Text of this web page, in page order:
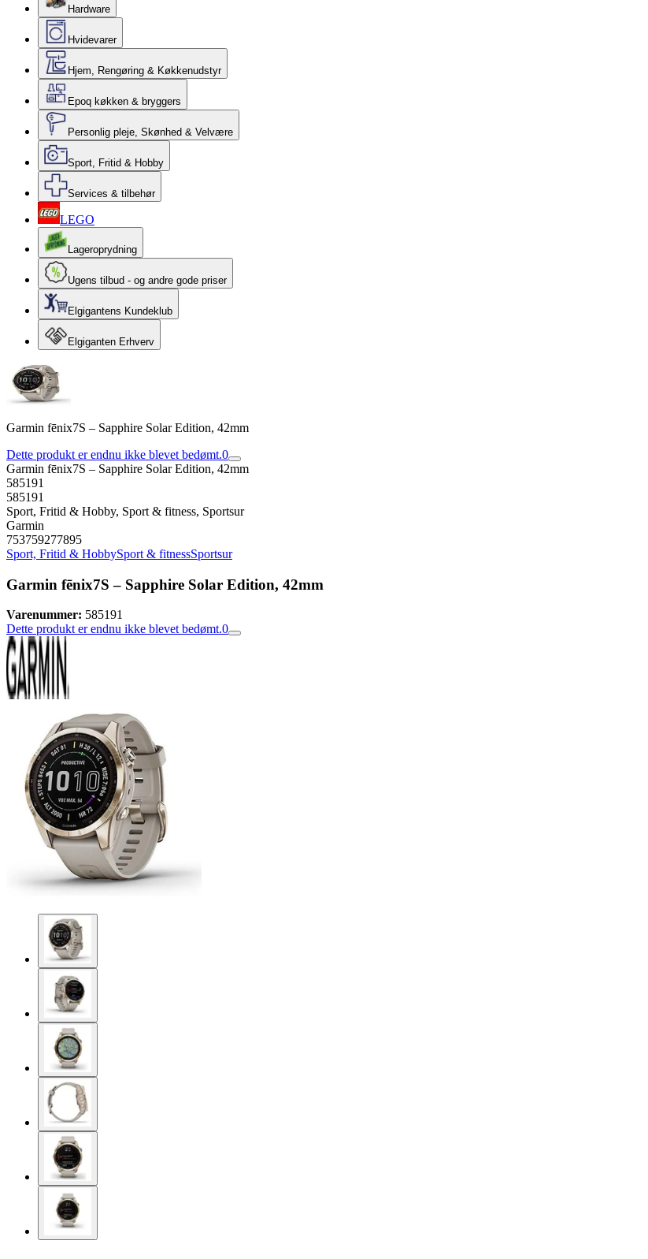
Hardware
Hvidevarer
Hjem, Rengøring & Køkkenudstyr
Epoq køkken & bryggers
Personlig pleje, Skønhed & Velvære
Sport, Fritid & Hobby
Services & tilbehør
LEGO
Lageroprydning
Ugens tilbud - og andre gode priser
Elgigantens Kundeklub
Elgiganten Erhverv
Garmin fēnix7S – Sapphire Solar Edition, 42mm
Dette produkt er endnu ikke blevet bedømt.0
Garmin fēnix7S – Sapphire Solar Edition, 42mm
585191
585191
Sport, Fritid & Hobby, Sport & fitness, Sportsur
Garmin
753759277895
Sport, Fritid & HobbySport & fitnessSportsur
Garmin fēnix7S – Sapphire Solar Edition, 42mm
Varenummer: 585191
Dette produkt er endnu ikke blevet bedømt.0